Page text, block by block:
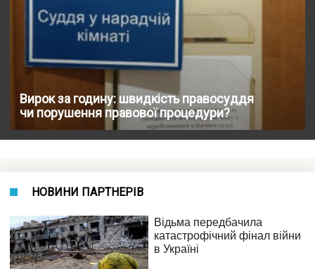
Вирок за годину: швидкість правосуддя
чи порушення правової процедури?
НОВИНИ ПАРТНЕРІВ